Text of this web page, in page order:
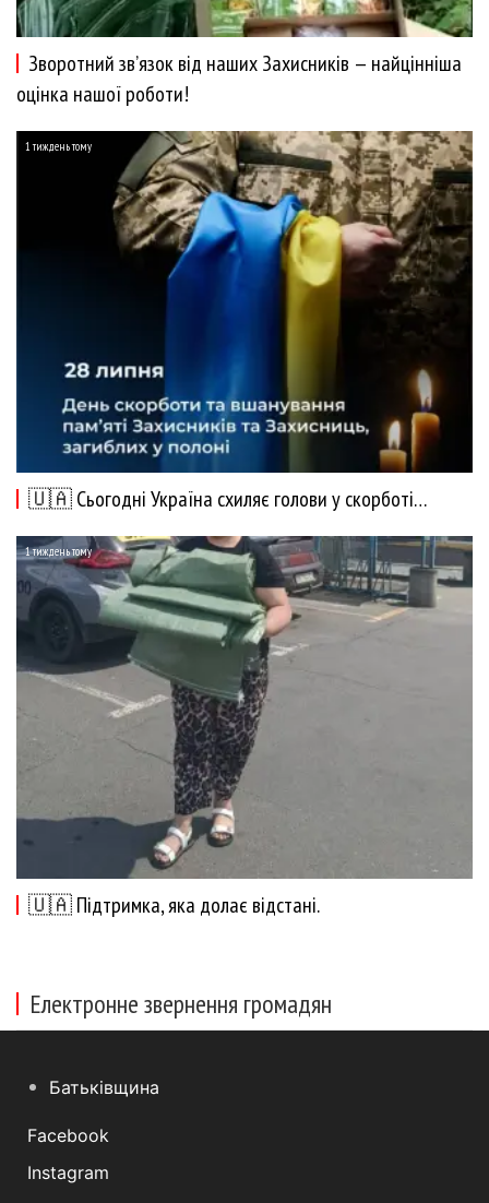
Зворотний зв’язок від наших Захисників — найцінніша
оцінка нашої роботи!
1 тиждень тому
🇺🇦 Сьогодні Україна схиляє голови у скорботі…
1 тиждень тому
🇺🇦 Підтримка, яка долає відстані.
Електронне звернення громадян
Батьківщина
Facebook
Instagram